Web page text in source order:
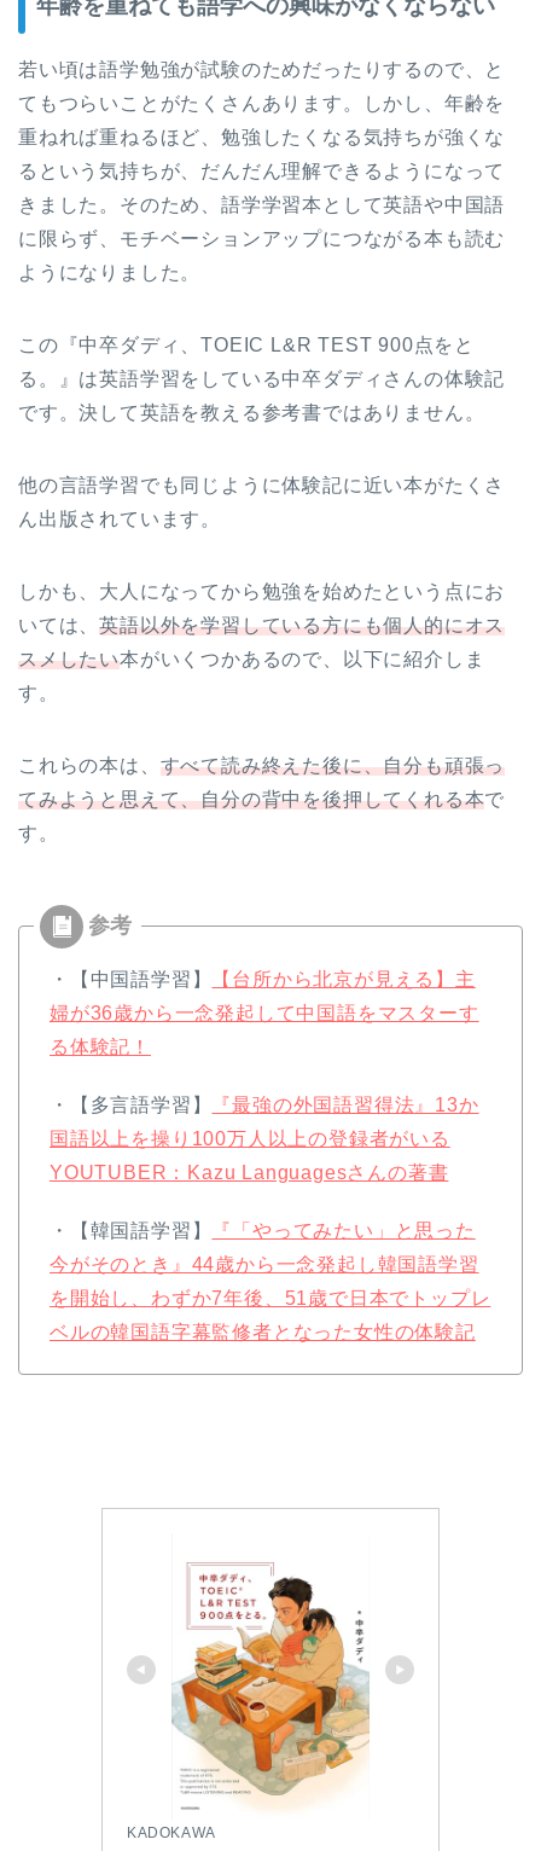
年齢を重ねても語学への興味がなくならない
若い頃は語学勉強が試験のためだったりするので、と
てもつらいことがたくさんあります。しかし、年齢を
重ねれば重ねるほど、勉強したくなる気持ちが強くな
るという気持ちが、だんだん理解できるようになって
きました。そのため、語学学習本として英語や中国語
に限らず、モチベーションアップにつながる本も読む
ようになりました。
この『中卒ダディ、TOEIC L&R TEST 900点をと
る。』は英語学習をしている中卒ダディさんの体験記
です。決して英語を教える参考書ではありません。
他の言語学習でも同じように体験記に近い本がたくさ
ん出版されています。
しかも、大人になってから勉強を始めたという点にお
いては、英語以外を学習している方にも個人的にオス
スメしたい本がいくつかあるので、以下に紹介しま
す。
これらの本は、 すべて読み終えた後に、自分も頑張っ
てみようと思えて、自分の背中を後押してくれる本で
す。
・【中国語学習】
【台所から北京が見える】主
婦が36歳から一念発起して中国語をマスターす
る体験記！
・【多言語学習】
『最強の外国語習得法』13か
国語以上を操り100万人以上の登録者がいる
YOUTUBER：Kazu Languagesさんの著書
・【韓国語学習】
『「やってみたい」と思った
今がそのとき』44歳から一念発起し韓国語学習
を開始し、わずか7年後、51歳で日本でトップレ
ベルの韓国語字幕監修者となった女性の体験記
KADOKAWA